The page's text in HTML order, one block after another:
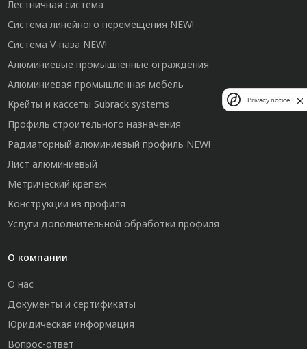
Лестничная система
Система линейного перемещения NEW!
Система V-паза NEW!
Алюминиевые промышленные ограждения
Алюминиевая промышленная мебель
Крейты и кассеты Subrack systems
Профиль строительного назначения
Радиаторный алюминиевый профиль NEW!
Лист алюминиевый
Метрический крепеж
Конструкции из профиля
Услуги дополнительной обработки профиля
О компании
О нас
Документы и сертификаты
Юридическая информация
Вопрос-ответ
Privacy notice